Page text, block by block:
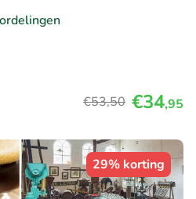
€53,50 €34,95
29% korting